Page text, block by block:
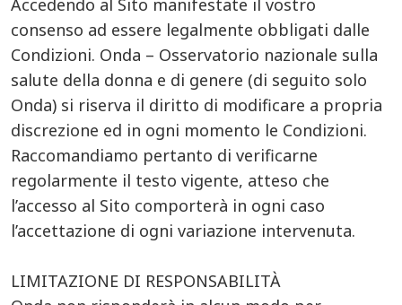
Accedendo al Sito manifestate il vostro
consenso ad essere legalmente obbligati dalle
Condizioni. Onda – Osservatorio nazionale sulla
salute della donna e di genere (di seguito solo
Onda) si riserva il diritto di modificare a propria
discrezione ed in ogni momento le Condizioni.
Raccomandiamo pertanto di verificarne
regolarmente il testo vigente, atteso che
l’accesso al Sito comporterà in ogni caso
l’accettazione di ogni variazione intervenuta.
LIMITAZIONE DI RESPONSABILITÀ